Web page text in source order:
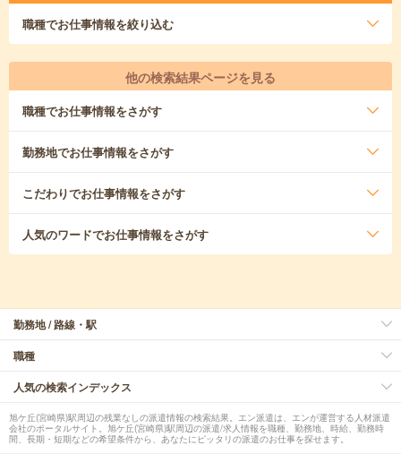
職種でお仕事情報を絞り込む
他の検索結果ページを見る
職種でお仕事情報をさがす
勤務地でお仕事情報をさがす
こだわりでお仕事情報をさがす
人気のワードでお仕事情報をさがす
勤務地 / 路線・駅
職種
人気の検索インデックス
旭ケ丘(宮崎県)駅周辺の残業なしの派遣情報の検索結果。エン派遣は、エンが運営する人材派遣
会社のポータルサイト。旭ケ丘(宮崎県)駅周辺の派遣/求人情報を職種、勤務地、時給、勤務時
間、長期・短期などの希望条件から、あなたにピッタリの派遣のお仕事を探せます。